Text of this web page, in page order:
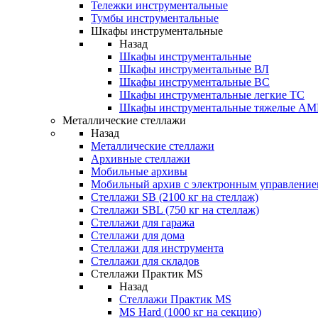
Тележки инструментальные
Тумбы инструментальные
Шкафы инструментальные
Назад
Шкафы инструментальные
Шкафы инструментальные ВЛ
Шкафы инструментальные ВС
Шкафы инструментальные легкие ТС
Шкафы инструментальные тяжелые
Металлические стеллажи
Назад
Металлические стеллажи
Архивные стеллажи
Мобильные архивы
Мобильный архив с электронным
Стеллажи SB (2100 кг на стеллаж)
Стеллажи SBL (750 кг на стеллаж)
Стеллажи для гаража
Стеллажи для дома
Стеллажи для инструмента
Стеллажи для складов
Стеллажи Практик MS
Назад
Стеллажи Практик MS
MS Hard (1000 кг на секцию)